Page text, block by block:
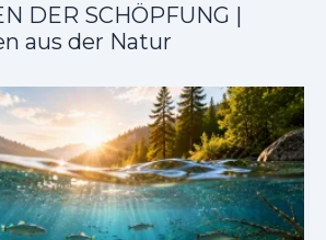
DER SCHÖPFUNG |
aus der Natur